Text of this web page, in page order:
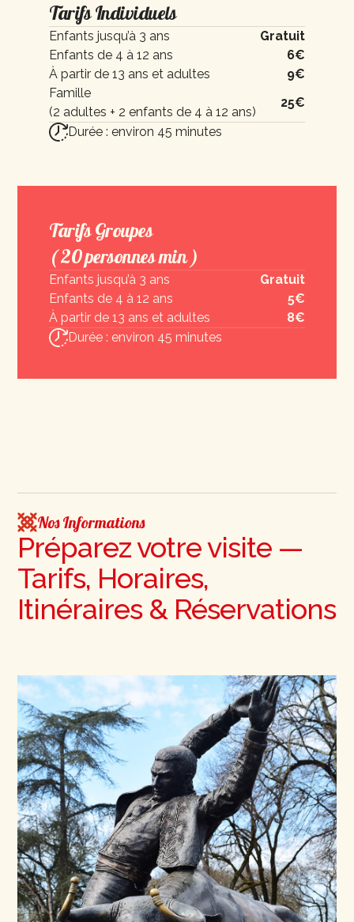
Tarifs Individuels
Enfants jusqu’à 3 ans
Gratuit
Enfants de 4 à 12 ans
6€
À partir de 13 ans et adultes
9€
Famille
(2 adultes + 2 enfants de 4 à 12 ans)
25€
Durée : environ 45 minutes
Tarifs Groupes
( 20 personnes min )
Enfants jusqu’à 3 ans
Gratuit
Enfants de 4 à 12 ans
5€
À partir de 13 ans et adultes
8€
Durée : environ 45 minutes
Nos Informations
Préparez votre visite —
Tarifs, Horaires,
Itinéraires & Réservations